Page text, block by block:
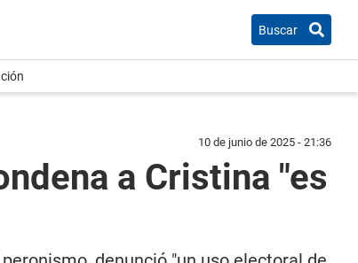
Buscar
10 de junio de 2025 - 21:36
a Cristina "es